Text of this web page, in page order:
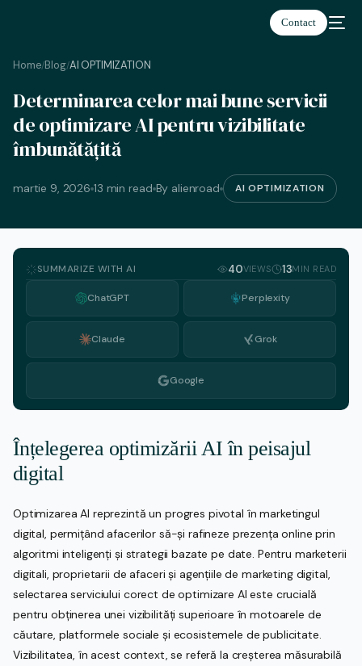
Contact
Home/Blog/AI OPTIMIZATION
Determinarea celor mai bune servicii
de optimizare AI pentru vizibilitate
îmbunătățită
martie 9, 2026 13 min read By alienroad AI OPTIMIZATION
SUMMARIZE WITH AI 40VIEWS 13MIN READ
ChatGPT Perplexity
Claude Grok
Google
Înțelegerea optimizării AI în peisajul
digital
Optimizarea AI reprezintă un progres pivotal în marketingul
digital, permițând afacerilor să-și rafineze prezența online prin
algoritmi inteligenți și strategii bazate pe date. Pentru marketerii
digitali, proprietarii de afaceri și agențiile de marketing digital,
selectarea serviciului corect de optimizare AI este crucială
pentru obținerea unei vizibilități superioare în motoarele de
căutare, platformele sociale și ecosistemele de publicitate.
Vizibilitatea, în acest context, se referă la creșterea măsurabilă
Română